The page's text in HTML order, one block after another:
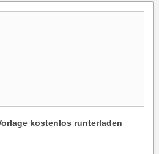
kostenlos runterladen